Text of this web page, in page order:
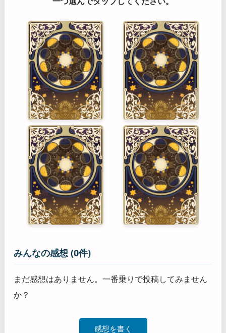
みんなの感想 (0件)
まだ感想はありません。一番乗りで投稿してみません
か？
感想を書く